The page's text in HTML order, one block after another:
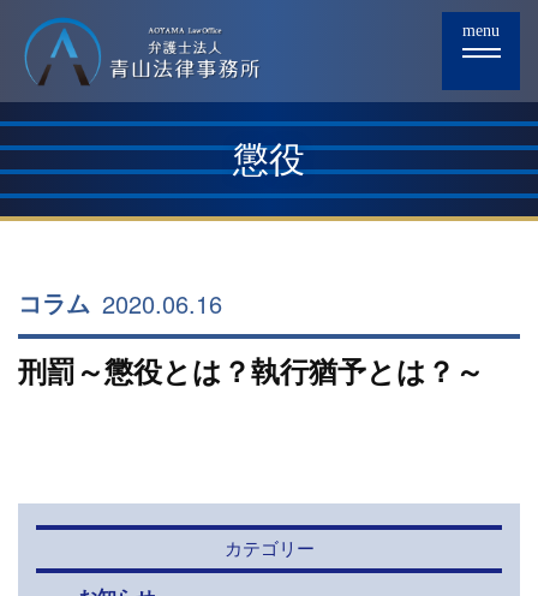
menu
懲役
コラム 2020.06.16
刑罰～懲役とは？執行猶予とは？～
カテゴリー